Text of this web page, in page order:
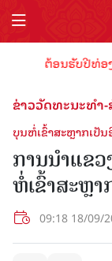
ຕ້ອນຮັບປີທ່ອງ
ຂ່າວວັດທະນະທຳ-
ບຸນຫໍ່ເຂົ້າສະຫຼາກເປັ
ການນຳແຂ
ຫໍ່ເຂົ້າສະຫຼາ
09:18 18/09/